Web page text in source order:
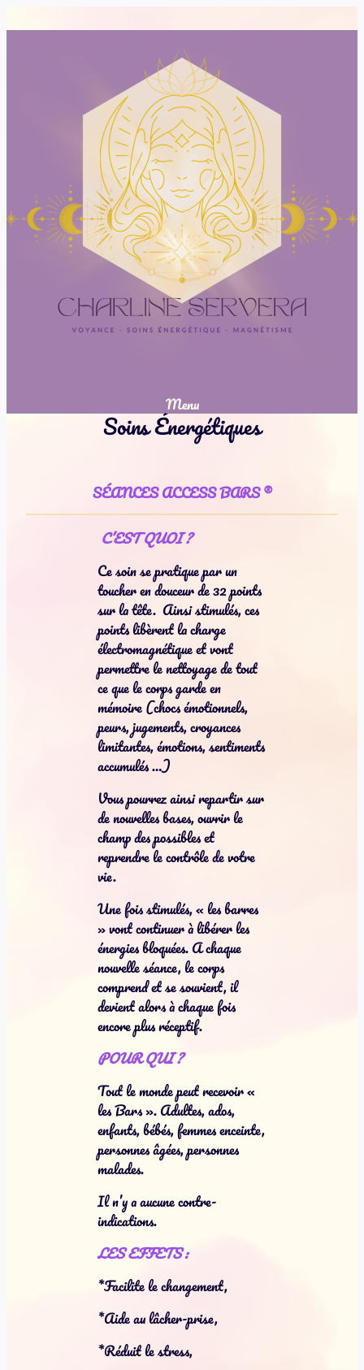
Menu
Soins Énergétiques
SÉANCES ACCESS BARS ®
C’EST QUOI ?
Ce soin se pratique par un
toucher en douceur de 32 points
sur la tête. Ainsi stimulés, ces
points libèrent la charge
électromagnétique et vont
permettre le nettoyage de tout
ce que le corps garde en
mémoire (chocs émotionnels,
peurs, jugements, croyances
limitantes, émotions, sentiments
accumulés …)
Vous pourrez ainsi repartir sur
de nouvelles bases, ouvrir le
champ des possibles et
reprendre le contrôle de votre
vie.
Une fois stimulés, « les barres
» vont continuer à libérer les
énergies bloquées. A chaque
nouvelle séance, le corps
comprend et se souvient, il
devient alors à chaque fois
encore plus réceptif.
POUR QUI ?
Tout le monde peut recevoir «
les Bars ». Adultes, ados,
enfants, bébés, femmes enceinte,
personnes âgées, personnes
malades.
Il n’y a aucune contre-
indications.
LES EFFETS :
*Facilite le changement,
*Aide au lâcher-prise,
*Réduit le stress,